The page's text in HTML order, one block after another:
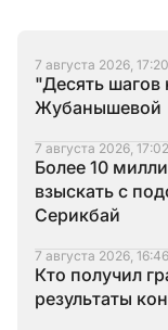
7 августа 2026, 17:20
"Десять шагов
Жубанышевой
7 августа 2026, 17:02
Более 10
взыскать с
Серикбай
7 августа 2026, 16:46
Кто получил
результаты